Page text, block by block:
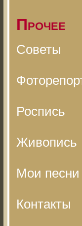
Прочее
Советы
Роспись
Живопись
Мои песни
Контакты